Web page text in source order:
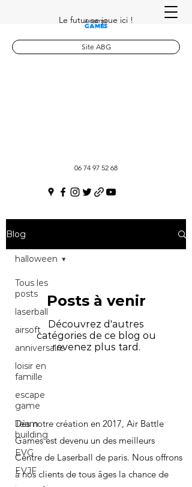
Le futur se joue ici !
Site ABG
06 74 97 52 68
Blog
Tous les
posts
laserball
airsoft
anniversaire
loisir en
famille
escape
game
Team
building
EVG
EVJF
halloween
Posts à venir
Découvrez d'autres
catégories de ce blog ou
revenez plus tard.
Dès notre création en 2017, Air Battle
Games est devenu un des meilleurs
Centre de Laserball de paris. Nous offrons
à nos clients de tous âges la chance de